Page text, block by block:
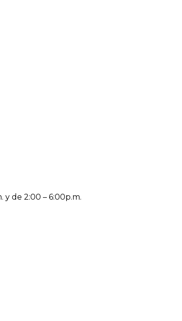
y de 2:00 – 6:00p.m.